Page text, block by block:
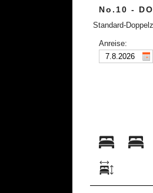
No.10 -
Standard-
Anreise: